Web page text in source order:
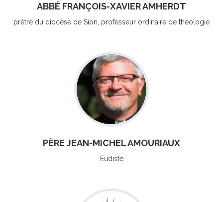
ABBÉ FRANÇOIS-XAVIER AMHERDT
prêtre du diocèse de Sion, professeur ordinaire de théologie
PÈRE JEAN-MICHEL AMOURIAUX
Eudiste